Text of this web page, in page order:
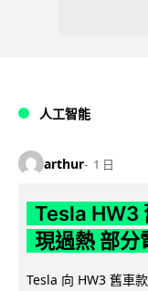
人工智能
arthur 1 日
Tesla HW3
現過熱 部分
Tesla 向 HW3 舊車